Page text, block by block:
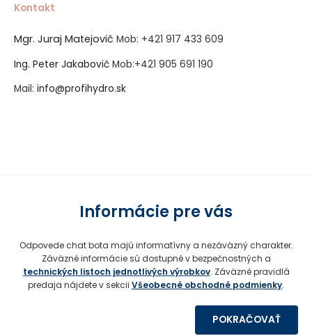
Kontakt
Mgr. Juraj Matejovič Mob: +421 917 433 609
Ing. Peter Jakabovič Mob:+421 905 691 190
Mail: info@profihydro.sk
Informácie pre vás
Odpovede chat bota majú informatívny a nezáväzný charakter.
Záväzné informácie sú dostupné v bezpečnostných a
technických listoch jednotlivých výrobkov. Záväzné pravidlá
predaja nájdete v sekcii Všeobecné obchodné podmienky.
POKRAČOVAŤ